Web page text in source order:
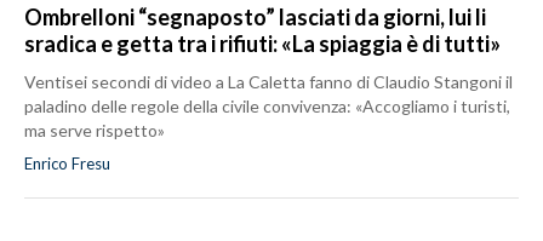
Ombrelloni “segnaposto” lasciati da giorni, lui li
sradica e getta tra i rifiuti: «La spiaggia è di tutti»
Ventisei secondi di video a La Caletta fanno di Claudio Stangoni il
paladino delle regole della civile convivenza: «Accogliamo i turisti,
ma serve rispetto»
Enrico Fresu